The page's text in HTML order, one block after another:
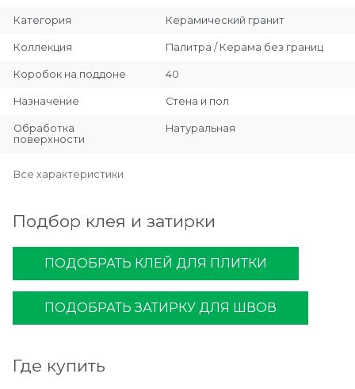
Категория Керамический гранит
Коллекция Палитра / Керама без границ
Коробок на поддоне 40
Назначение Стена и пол
Обработка
поверхности
Натуральная
Все характеристики
Подбор клея и затирки
ПОДОБРАТЬ КЛЕЙ ДЛЯ ПЛИТКИ
ПОДОБРАТЬ ЗАТИРКУ ДЛЯ ШВОВ
Где купить